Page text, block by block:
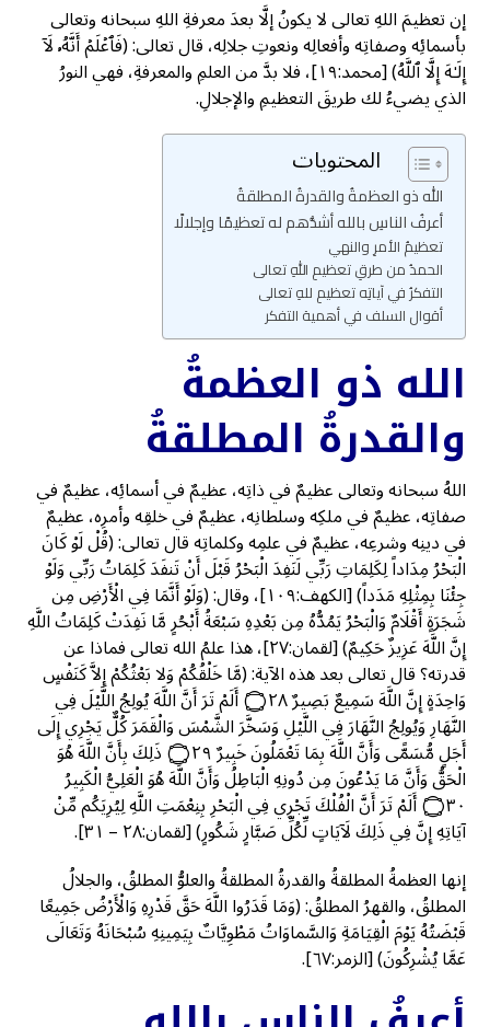
إن تعظيمَ اللهِ تعالى لا يكونُ إلَّا بعدَ معرفةِ اللهِ سبحانه وتعالى
بأسمائِه وصفاتِه وأفعالِه ونعوتِ جلالِه، قال تعالى: (فَٱعۡلَمۡ أَنَّهُۥ لَاۤ
إِلَـٰهَ إِلَّا ٱللَّهُ) [محمد:١٩]، فلا بدَّ من العلمِ والمعرفةِ، فهي النورُ
الذي يضيءُ لك طريقَ التعظيمِ والإجلالِ.
المحتويات
الله ذو العظمةُ والقدرةُ المطلقةُ
أعرفُ الناسِ بالله أشدُّهم له تعظيمًا وإجلالًا
تعظيمُ الأمرِ والنهيِ
الحمدُ من طرقِ تعظيمِ اللهِ تعالى
التفكرُ في آياتِه تعظيمِ للهِ تعالى
أقوال السلف في أهمية التفكر
الله ذو العظمةُ
والقدرةُ المطلقةُ
اللهُ سبحانه وتعالى عظيمٌ في ذاتِه، عظيمٌ في أسمائِه، عظيمٌ في
صفاتِه، عظيمٌ في ملكِه وسلطانِه، عظيمٌ في خلقِه وأمرِه، عظيمٌ
في دينِه وشرعِه، عظيمٌ في علمِه وكلماتِه قال تعالى: (قُلْ لَوْ كَانَ
الْبَحْرُ مِدَاداً لِكَلِمَاتِ رَبِّي لَنَفِدَ الْبَحْرُ قَبْلَ أَنْ تَنفَدَ كَلِمَاتُ رَبِّي وَلَوْ
جِئْنَا بِمِثْلِهِ مَدَداً) [الكهف:١٠٩]، وقال: (وَلَوْ أَنَّمَا فِي الْأَرْضِ مِن
شَجَرَةٍ أَقْلَامٌ وَالْبَحْرُ يَمُدُّهُ مِن بَعْدِهِ سَبْعَةُ أَبْحُرٍ مَّا نَفِدَتْ كَلِمَاتُ اللَّهِ
إِنَّ اللَّهَ عَزِيزٌ حَكِيمٌ) [لقمان:٢٧]، هذا علمُ الله تعالى فماذا عن
قدرته؟ قال تعالى بعد هذه الآية: (مَّا خَلْقُكُمْ وَلا بَعْثُكُمْ إِلاَّ كَنَفْسٍ
وَاحِدَةٍ إِنَّ اللَّهَ سَمِيعٌ بَصِيرٌ ۝٢٨ أَلَمْ تَرَ أَنَّ اللَّهَ يُولِجُ اللَّيْلَ فِي
النَّهَارِ وَيُولِجُ النَّهَارَ فِي اللَّيْلِ وَسَخَّرَ الشَّمْسَ وَالْقَمَرَ كُلٌّ يَجْرِي إِلَى
أَجَلٍ مُّسَمًّى وَأَنَّ اللَّهَ بِمَا تَعْمَلُونَ خَبِيرٌ ۝٢٩ ذَلِكَ بِأَنَّ اللَّهَ هُوَ
الْحَقُّ وَأَنَّ مَا يَدْعُونَ مِن دُونِهِ الْبَاطِلُ وَأَنَّ اللَّهَ هُوَ الْعَلِيُّ الْكَبِيرُ
۝٣٠ أَلَمْ تَرَ أَنَّ الْفُلْكَ تَجْرِي فِي الْبَحْرِ بِنِعْمَتِ اللَّهِ لِيُرِيَكُم مِّنْ
آيَاتِهِ إِنَّ فِي ذَلِكَ لَآيَاتٍ لِّكُلِّ صَبَّارٍ شَكُورٍ) [لقمان:٢٨ – ٣١].
إنها العظمةُ المطلقةُ والقدرةُ المطلقةُ والعلوُّ المطلقُ، والجلالُ
المطلقُ، والقهرُ المطلقُ: (وَمَا قَدَرُوا اللَّهَ حَقَّ قَدْرِهِ وَالْأَرْضُ جَمِيعًا
قَبْضَتُهُ يَوْمَ الْقِيَامَةِ وَالسَّماوَاتُ مَطْوِيَّاتٌ بِيَمِينِهِ سُبْحَانَهُ وَتَعَالَى
عَمَّا يُشْرِكُونَ) [الزمر:٦٧].